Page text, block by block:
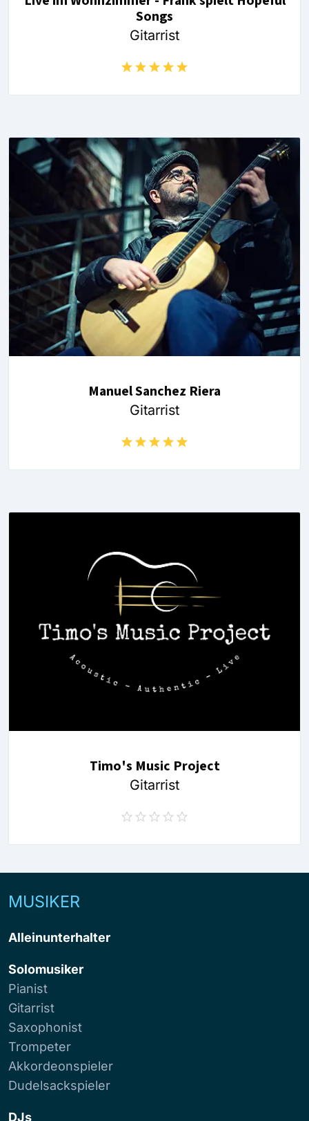
Songs
Gitarrist
Manuel Sanchez Riera
Gitarrist
Timo's Music Project
Gitarrist
MUSIKER
Alleinunterhalter
Solomusiker
Pianist
Gitarrist
Saxophonist
Trompeter
Akkordeonspieler
Dudelsackspieler
DJs